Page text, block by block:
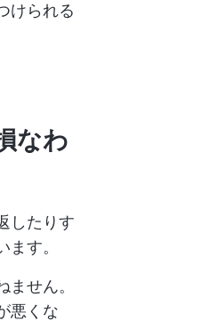
けられる
なわ
したりす
す。
せん。
悪くな